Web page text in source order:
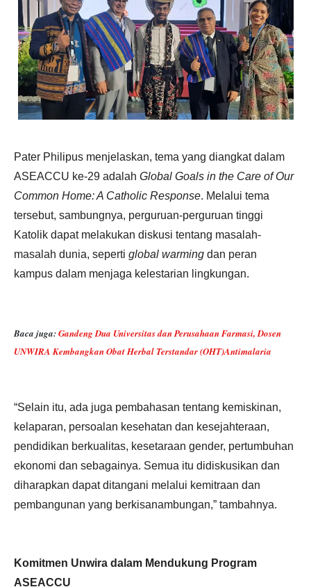
Pater Philipus menjelaskan, tema yang diangkat dalam
ASEACCU ke-29 adalah Global Goals in the Care of Our
Common Home: A Catholic Response. Melalui tema
tersebut, sambungnya, perguruan-perguruan tinggi
Katolik dapat melakukan diskusi tentang masalah-
masalah dunia, seperti global warming dan peran
kampus dalam menjaga kelestarian lingkungan.
Baca juga:Gandeng Dua Universitas dan Perusahaan Farmasi, Dosen
UNWIRA Kembangkan Obat Herbal Terstandar (OHT)Antimalaria
“Selain itu, ada juga pembahasan tentang kemiskinan,
kelaparan, persoalan kesehatan dan kesejahteraan,
pendidikan berkualitas, kesetaraan gender, pertumbuhan
ekonomi dan sebagainya. Semua itu didiskusikan dan
diharapkan dapat ditangani melalui kemitraan dan
pembangunan yang berkisanambungan,” tambahnya.
Komitmen Unwira dalam Mendukung Program
ASEACCU